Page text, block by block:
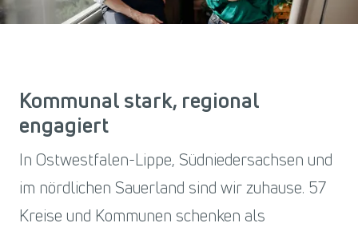
Kommunal stark, regional
engagiert
In Ostwestfalen-Lippe, Südniedersachsen und
im nördlichen Sauerland sind wir zuhause. 57
Kreise und Kommunen schenken als